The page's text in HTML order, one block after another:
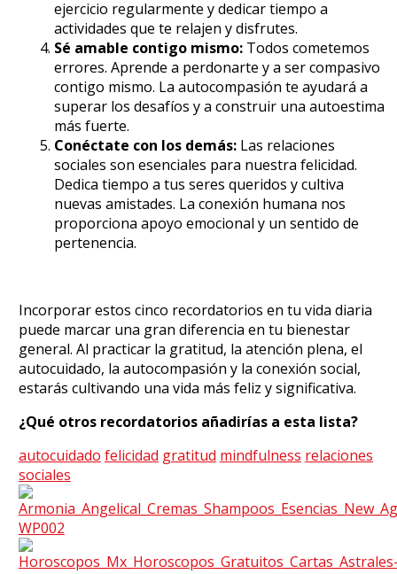
ejercicio regularmente y dedicar tiempo a
actividades que te relajen y disfrutes.
Sé amable contigo mismo:Todos cometemos
errores. Aprende a perdonarte y a ser compasivo
contigo mismo. La autocompasión te ayudará a
superar los desafíos y a construir una autoestima
más fuerte.
Conéctate con los demás:Las relaciones
sociales son esenciales para nuestra felicidad.
Dedica tiempo a tus seres queridos y cultiva
nuevas amistades. La conexión humana nos
proporciona apoyo emocional y un sentido de
pertenencia.
Incorporar estos cinco recordatorios en tu vida diaria
puede marcar una gran diferencia en tu bienestar
general. Al practicar la gratitud, la atención plena, el
autocuidado, la autocompasión y la conexión social,
estarás cultivando una vida más feliz y significativa.
¿Qué otros recordatorios añadirías a esta lista?
autocuidado felicidad gratitud mindfulness relaciones
sociales